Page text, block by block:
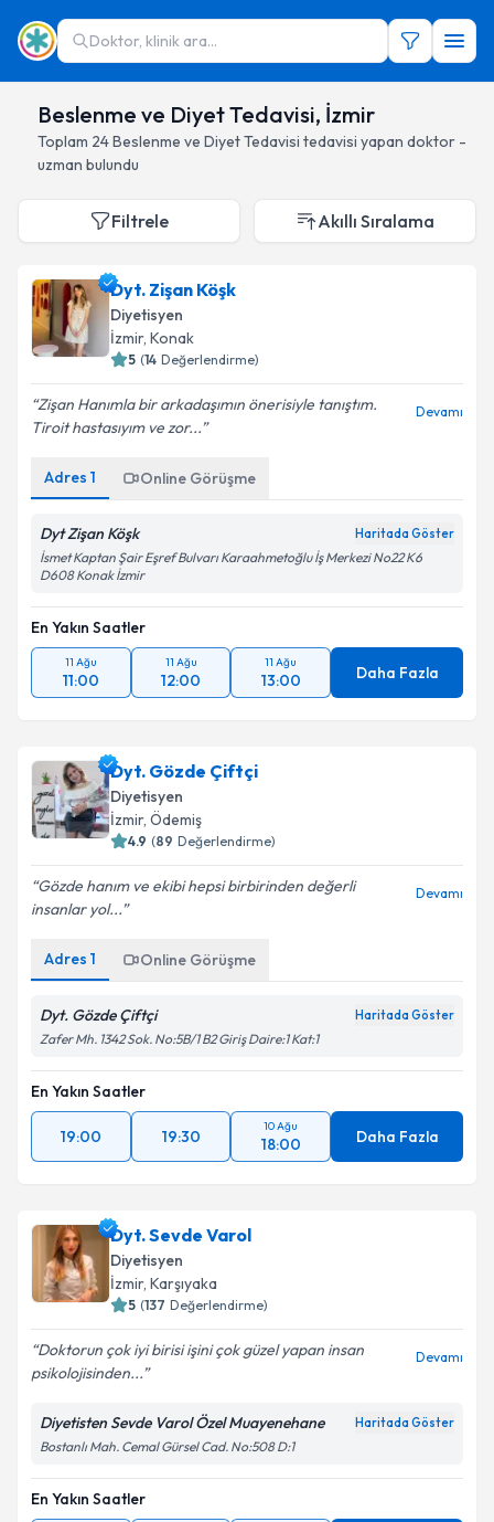
Doktor, klinik ara...
Beslenme ve Diyet Tedavisi, İzmir
Toplam 24Beslenme ve Diyet Tedavisi tedavisi yapan doktor -
uzman bulundu
Filtrele Akıllı Sıralama
Dyt. Zişan Köşk
Diyetisyen
İzmir, Konak
5 (14 Değerlendirme)
Zişan Hanımla bir arkadaşımın önerisiyle tanıştım.
Tiroit hastasıyım ve zor...
Devamı
Adres 1 Online Görüşme
Dyt Zişan Köşk Haritada Göster
İsmet Kaptan Şair Eşref Bulvarı Karaahmetoğlu İş Merkezi No22 K6
D608 Konak İzmir
En Yakın Saatler
11 Ağu
11:00
11 Ağu
12:00
11 Ağu
13:00 Daha Fazla
Dyt. Gözde Çiftçi
Diyetisyen
İzmir, Ödemiş
4.9 (89 Değerlendirme)
Gözde hanım ve ekibi hepsi birbirinden değerli
insanlar yol...
Devamı
Adres 1 Online Görüşme
Dyt. Gözde Çiftçi Haritada Göster
Zafer Mh. 1342 Sok. No:5B/1 B2 Giriş Daire:1 Kat:1
En Yakın Saatler
19:00 19:30
10 Ağu
18:00 Daha Fazla
Dyt. Sevde Varol
Diyetisyen
İzmir, Karşıyaka
5 (137 Değerlendirme)
Doktorun çok iyi birisi işini çok güzel yapan insan
psikolojisinden...
Devamı
Diyetisten Sevde Varol Özel Muayenehane Haritada Göster
Bostanlı Mah. Cemal Gürsel Cad. No:508 D:1
En Yakın Saatler